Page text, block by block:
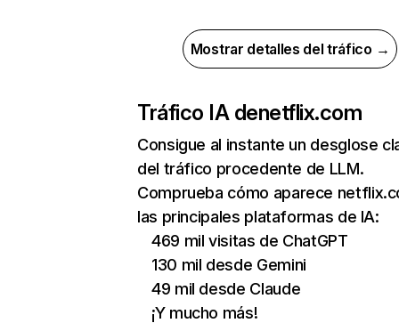
Mostrar detalles del tráfico →
Tráfico IA denetflix.com
Consigue al instante un desglose
del tráfico procedente de LLM.
Comprueba cómo aparece
las principales plataformas de IA:
469 mil visitas de ChatGPT
130 mil desde Gemini
49 mil desde Claude
¡Y mucho más!